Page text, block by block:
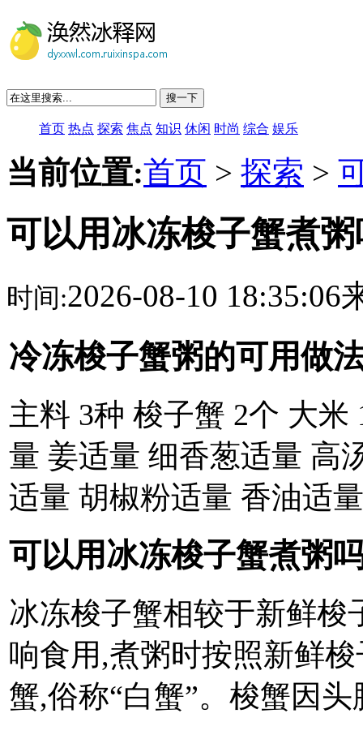
搜一下
首页 热点 探索 焦点 知识 休闲 时尚 综合 娱乐
当前位置:首页 > 探索 >
可以用冰冻梭子蟹煮粥
时间:2026-08-10 18:35:06
冷冻梭子蟹粥的可用做
主料 3种 梭子蟹 2个 大米
量 姜适量 细香葱适量 高
适量 胡椒粉适量 香油适
可以用冰冻梭子蟹煮粥
冰冻梭子蟹相较于新鲜梭
响食用,煮粥时按照新鲜
蟹,俗称“白蟹”。梭蟹因